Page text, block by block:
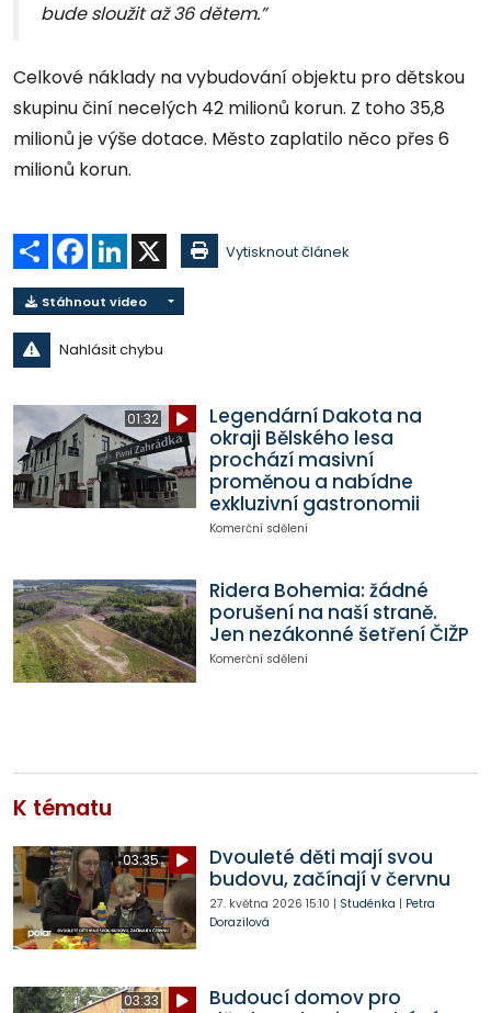
bude sloužit až 36 dětem.”
Celkové náklady na vybudování objektu pro dětskou
skupinu činí necelých 42 milionů korun. Z toho 35,8
milionů je výše dotace. Město zaplatilo něco přes 6
milionů korun.
Sdílet Facebook
LinkedIn Vytisknout článek
Stáhnout video
Nahlásit chybu
01:32
Legendární Dakota na
okraji Bělského lesa
prochází masivní
proměnou a nabídne
exkluzivní gastronomii
Komerční sdělení
Ridera Bohemia: žádné
porušení na naší straně.
Jen nezákonné šetření ČIŽP
Komerční sdělení
K tématu
03:35
Dvouleté děti mají svou
budovu, začínají v červnu
27. května 2026 15:10 | Studénka | Petra
Dorazilová
03:33
Budoucí domov pro